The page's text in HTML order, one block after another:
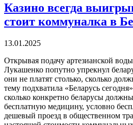
Казино всегда
стоит коммуналка в
13.01.2025
Открывая подачу артезианской
Лукашенко попутно упрекнул
они не платят столько, сколько
тему подхватила «Беларусь
сколько конкретно беларусы
бесплатную медицину, условно
дешевый проезд в общественном